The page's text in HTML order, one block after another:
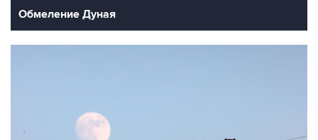
Обмеление Дуная